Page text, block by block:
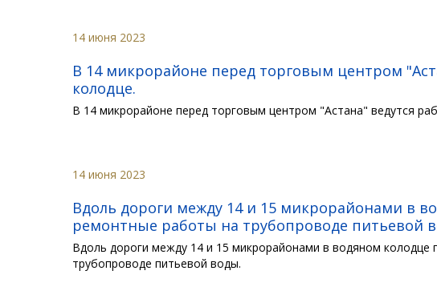
14 июня 2023
В 14 микрорайоне перед торговым центром
колодце.
В 14 микрорайоне перед торговым центром "Астана" ведутся
14 июня 2023
Вдоль дороги между 14 и 15 микрорайонами в
ремонтные работы на трубопроводе питьевой
Вдоль дороги между 14 и 15 микрорайонами в водяном
трубопроводе питьевой воды.